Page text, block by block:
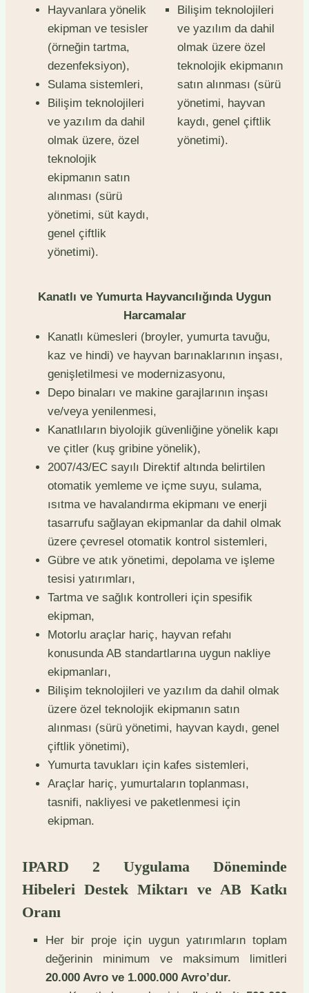
Hayvanlara yönelik
ekipman ve tesisler
(örneğin tartma,
dezenfeksiyon),
Sulama sistemleri,
Bilişim teknolojileri
ve yazılım da dahil
olmak üzere, özel
teknolojik
ekipmanın satın
alınması (sürü
yönetimi, süt kaydı,
genel çiftlik
yönetimi).
Bilişim teknolojileri
ve yazılım da dahil
olmak üzere özel
teknolojik ekipmanın
satın alınması (sürü
yönetimi, hayvan
kaydı, genel çiftlik
yönetimi).
Kanatlı ve Yumurta Hayvancılığında Uygun
Harcamalar
Kanatlı kümesleri (broyler, yumurta tavuğu,
kaz ve hindi) ve hayvan barınaklarının inşası,
genişletilmesi ve modernizasyonu,
Depo binaları ve makine garajlarının inşası
ve/veya yenilenmesi,
Kanatlıların biyolojik güvenliğine yönelik kapı
ve çitler (kuş gribine yönelik),
2007/43/EC sayılı Direktif altında belirtilen
otomatik yemleme ve içme suyu, sulama,
ısıtma ve havalandırma ekipmanı ve enerji
tasarrufu sağlayan ekipmanlar da dahil olmak
üzere çevresel otomatik kontrol sistemleri,
Gübre ve atık yönetimi, depolama ve işleme
tesisi yatırımları,
Tartma ve sağlık kontrolleri için spesifik
ekipman,
Motorlu araçlar hariç, hayvan refahı
konusunda AB standartlarına uygun nakliye
ekipmanları,
Bilişim teknolojileri ve yazılım da dahil olmak
üzere özel teknolojik ekipmanın satın
alınması (sürü yönetimi, hayvan kaydı, genel
çiftlik yönetimi),
Yumurta tavukları için kafes sistemleri,
Araçlar hariç, yumurtaların toplanması,
tasnifi, nakliyesi ve paketlenmesi için
ekipman.
IPARD 2 Uygulama Döneminde
Hibeleri Destek Miktarı ve AB Katkı
Oranı
Her bir proje için uygun yatırımların toplam
değerinin minimum ve maksimum limitleri
20.000 Avro ve 1.000.000 Avro’dur.